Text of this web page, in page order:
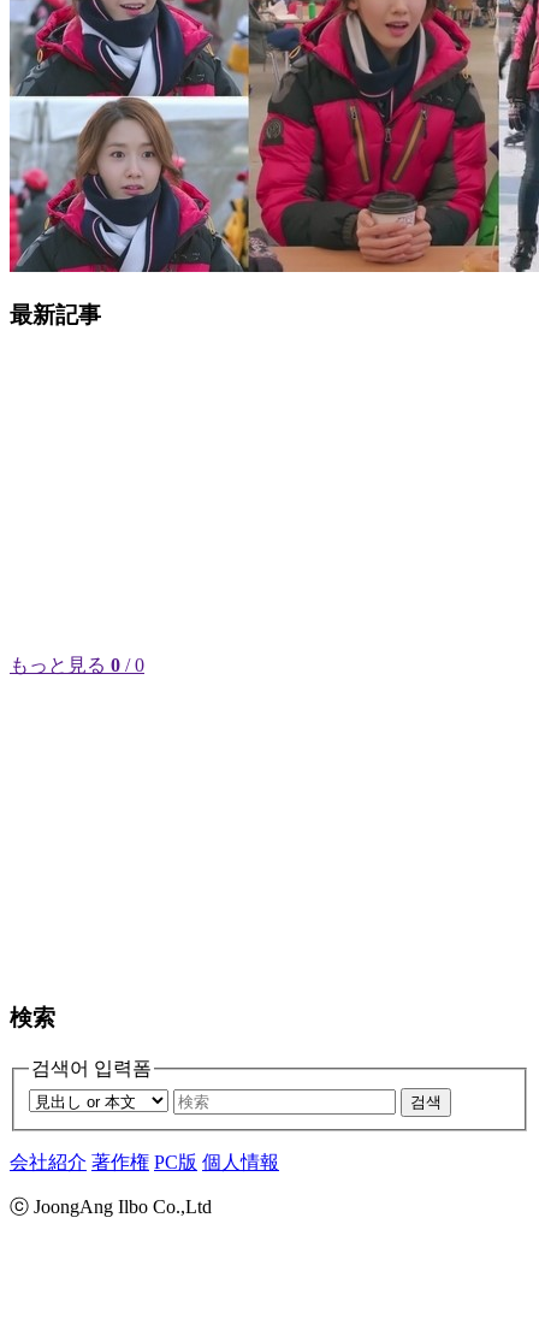
最新記事
もっと見る 0 / 0
検索
검색어 입력폼
검색
会社紹介 著作権 PC版 個人情報
ⓒ JoongAng Ilbo Co.,Ltd